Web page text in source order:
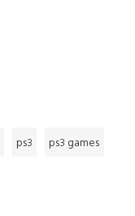
ps3 ps3 games